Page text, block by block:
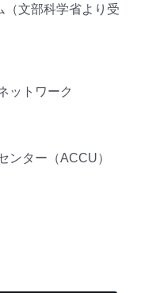
（文部科学省より受
ットワーク
ンター（ACCU）